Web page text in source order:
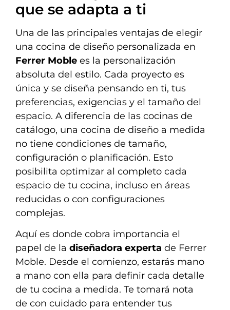
que se adapta a ti
Una de las principales ventajas de elegir
una cocina de diseño personalizada en
Ferrer Moble es la personalización
absoluta del estilo. Cada proyecto es
única y se diseña pensando en ti, tus
preferencias, exigencias y el tamaño del
espacio. A diferencia de las cocinas de
catálogo, una cocina de diseño a medida
no tiene condiciones de tamaño,
configuración o planificación. Esto
posibilita optimizar al completo cada
espacio de tu cocina, incluso en áreas
reducidas o con configuraciones
complejas.
Aquí es donde cobra importancia el
papel de la diseñadora experta de Ferrer
Moble. Desde el comienzo, estarás mano
a mano con ella para definir cada detalle
de tu cocina a medida. Te tomará nota
de con cuidado para entender tus